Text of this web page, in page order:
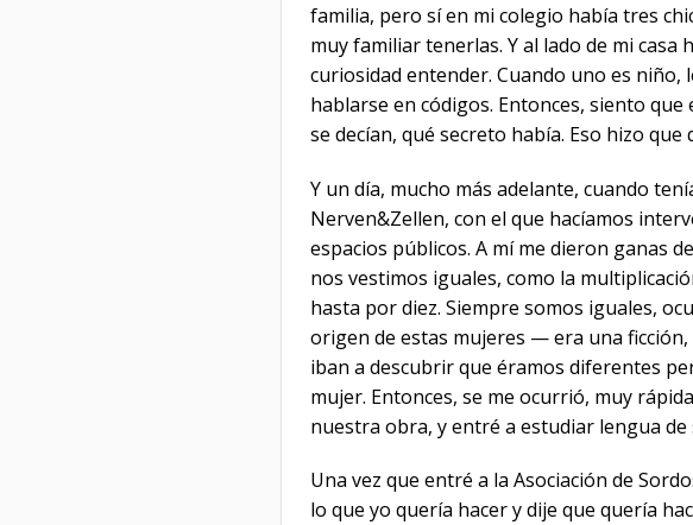
familia, pero sí en mi colegio había tres
muy familiar tenerlas. Y al lado de mi casa
curiosidad entender. Cuando uno es
hablarse en códigos. Entonces, siento
se decían, qué secreto había. Eso hizo
Y un día, mucho más adelante, cuando
Nerven&Zellen, con el que hacíamos
espacios públicos. A mí me dieron ganas
nos vestimos iguales, como la
hasta por diez. Siempre somos iguales,
origen de estas mujeres — era una
iban a descubrir que éramos diferentes
mujer. Entonces, se me ocurrió, muy
nuestra obra, y entré a estudiar lengua de
Una vez que entré a la Asociación de
lo que yo quería hacer y dije que quería